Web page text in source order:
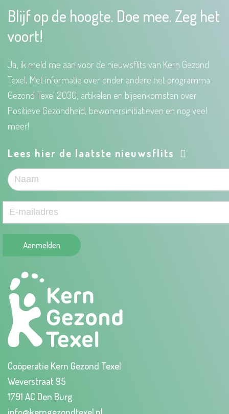
Blijf op de hoogte. Doe mee. Zeg het
voort!
Ja, ik meld me aan voor de nieuwsflits van Kern Gezond
Texel. Met informatie over onder andere het programma
Gezond Texel 2030, artikelen en bijeenkomsten over
Positieve Gezondheid, bewonersinitiatieven en nog veel
meer!
Lees hier de laatste nieuwsflits
Aanmelden
Coöperatie Kern Gezond Texel
Weverstraat 95
1791 AC Den Burg
info@kerngezondtexel.nl